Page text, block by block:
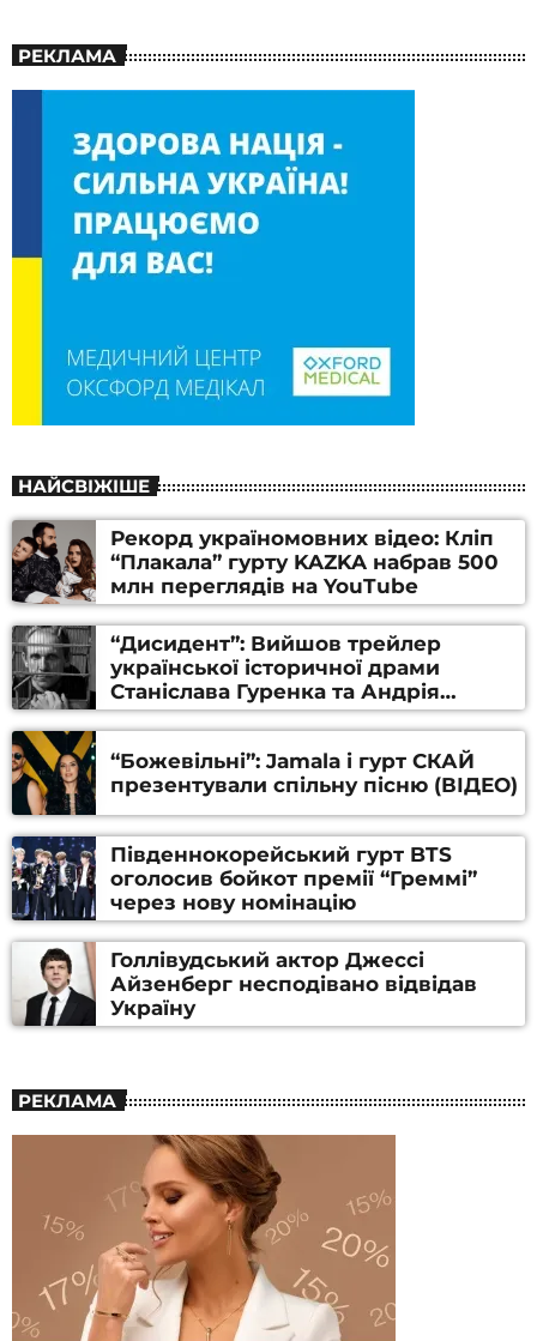
РЕКЛАМА
НАЙСВІЖІШЕ
Рекорд україномовних відео: Кліп
“Плакала” гурту KAZKA набрав 500
млн переглядів на YouTube
“Дисидент”: Вийшов трейлер
української історичної драми
Станіслава Гуренка та Андрія
Алфьорова (ВІДЕО)
“Божевільні”: Jamala і гурт СКАЙ
презентували спільну пісню (ВІДЕО)
Південнокорейський гурт BTS
оголосив бойкот премії “Греммі”
через нову номінацію
Голлівудський актор Джессі
Айзенберг несподівано відвідав
Україну
РЕКЛАМА